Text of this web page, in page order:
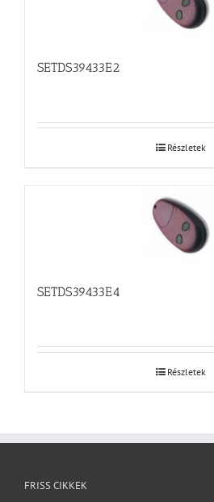
SETDS39433E2
Részletek
SETDS39433E4
Részletek
FRISS CIKKEK